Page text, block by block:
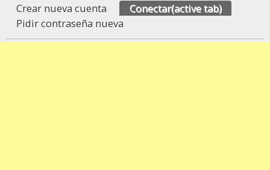
Crear nueva cuenta Conectar(active tab)
Pidir contraseña nueva